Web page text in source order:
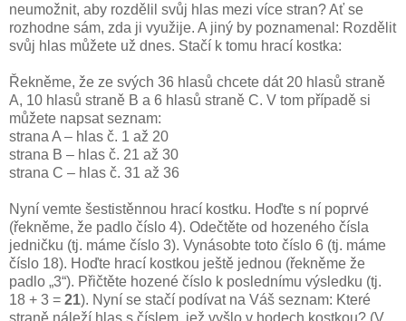
neumožnit, aby rozdělil svůj hlas mezi více stran? Ať se
rozhodne sám, zda ji využije. A jiný by poznamenal: Rozdělit
svůj hlas můžete už dnes. Stačí k tomu hrací kostka:
Řekněme, že ze svých 36 hlasů chcete dát 20 hlasů straně
A, 10 hlasů straně B a 6 hlasů straně C. V tom případě si
můžete napsat seznam:
strana A – hlas č. 1 až 20
strana B – hlas č. 21 až 30
strana C – hlas č. 31 až 36
Nyní vemte šestistěnnou hrací kostku. Hoďte s ní poprvé
(řekněme, že padlo číslo 4). Odečtěte od hozeného čísla
jedničku (tj. máme číslo 3). Vynásobte toto číslo 6 (tj. máme
číslo 18). Hoďte hrací kostkou ještě jednou (řekněme že
padlo „3“). Přičtěte hozené číslo k poslednímu výsledku (tj.
18 + 3 = 21). Nyní se stačí podívat na Váš seznam: Které
straně náleží hlas s číslem, jež vyšlo v hodech kostkou? (V